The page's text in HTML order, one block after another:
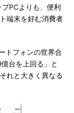
PCよりも、便利
端末を好む消費者
トフォンの世界合
台を上回る」と
れと大きく異なる